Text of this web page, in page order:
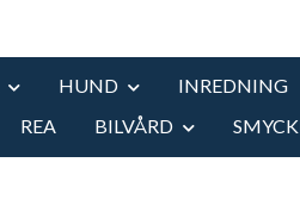
HUND INREDNING
REA BILVÅRD